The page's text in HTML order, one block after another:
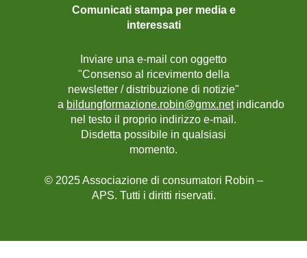
Comunicati stampa per media e
interessati
Inviare una e-mail con oggetto
"Consenso al ricevimento della
newsletter / distribuzione di notizie"
a bildungformazione.robin@gmx.netindicando
nel testo il proprio indirizzo e-mail.
Disdetta possibile in qualsiasi
momento.
© 2025 Associazione di consumatori Robin –
APS. Tutti i diritti riservati.